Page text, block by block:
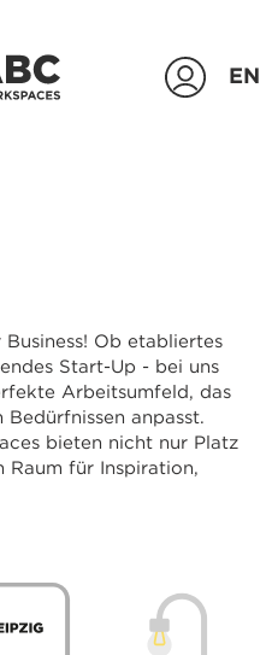
EN
senden
Ob etabliertes
Start-Up - bei uns
Arbeitsumfeld, das
anpasst.
bieten nicht nur Platz
Raum für Inspiration,